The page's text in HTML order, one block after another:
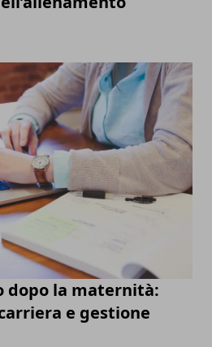
dopo la maternità:
e gestione